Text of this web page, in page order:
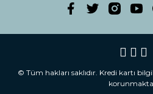
© Tüm hakları saklıdır. Kredi kartı